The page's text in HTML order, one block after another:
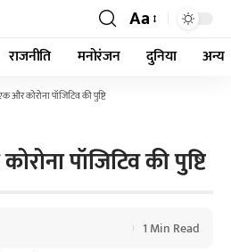
Aa
राजनीति मनोरंजन दुनिया अन्य
और कोरोना पॉजिटिव की पुष्टि
पॉजिटिव की पुष्टि
1 Min Read